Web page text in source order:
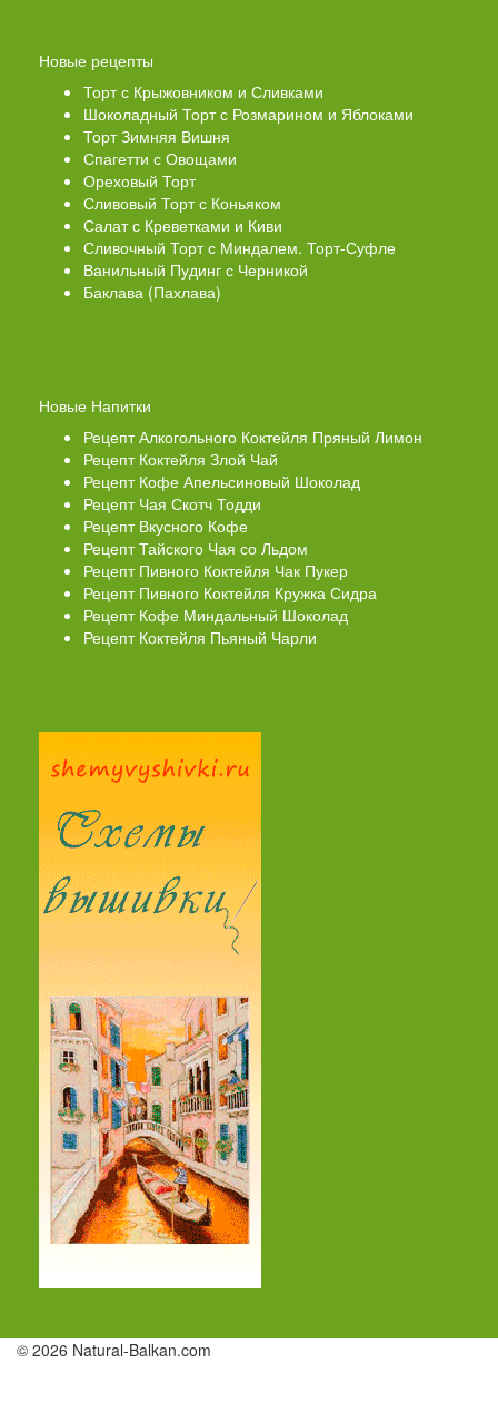
Новые рецепты
Торт с Крыжовником и Сливками
Шоколадный Торт с Розмарином и Яблоками
Торт Зимняя Вишня
Спагетти с Овощами
Ореховый Торт
Сливовый Торт с Коньяком
Салат с Креветками и Киви
Сливочный Торт с Миндалем. Торт-Суфле
Ванильный Пудинг с Черникой
Баклава (Пахлава)
Новые Напитки
Рецепт Алкогольного Коктейля Пряный Лимон
Рецепт Коктейля Злой Чай
Рецепт Кофе Апельсиновый Шоколад
Рецепт Чая Скотч Тодди
Рецепт Вкусного Кофе
Рецепт Тайского Чая со Льдом
Рецепт Пивного Коктейля Чак Пукер
Рецепт Пивного Коктейля Кружка Сидра
Рецепт Кофе Миндальный Шоколад
Рецепт Коктейля Пьяный Чарли
© 2026 Natural-Balkan.com